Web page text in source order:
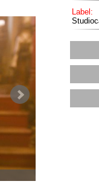
Label: